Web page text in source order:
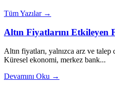
Tüm Yazılar →
Altın Fiyatlarını Etkileyen
Altın fiyatları, yalnızca arz ve talep
Küresel ekonomi, merkez bank...
Devamını Oku →